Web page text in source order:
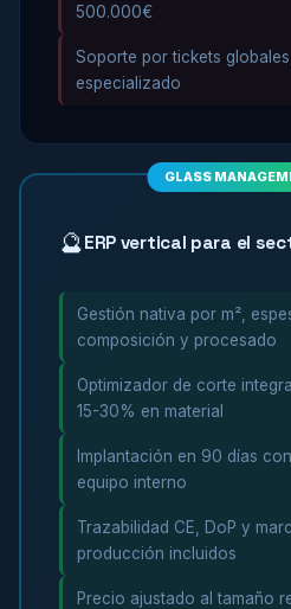
500.000€
Soporte por tickets
especializado
GLASS
🔮ERP vertical para el
Gestión nativa por m²,
composición y procesado
Optimizador de corte
15-30% en material
Implantación en 90 días
equipo interno
Trazabilidad CE, DoP y
producción incluidos
Precio ajustado al tamaño